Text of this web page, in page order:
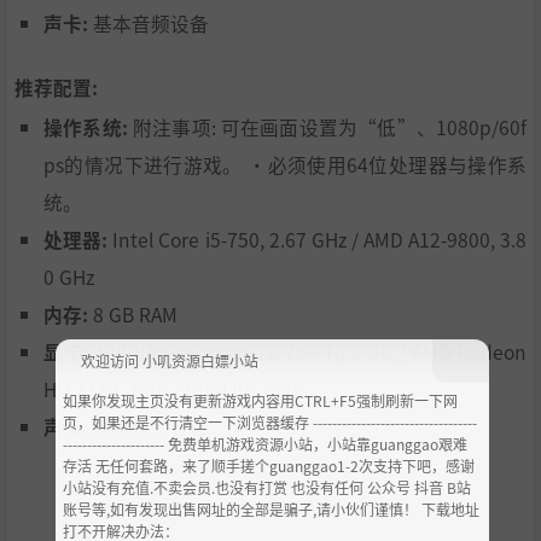
游戏中收录了3种节奏派对游戏。可由1～4人一同游玩。
玩具进行战斗、互相压制，以胜利为目标！
・「小咚乐团」：4人一起合作，顺利地演奏乐曲来炒热气
氛，让演唱会成功吧！
・「跑吧！忍者道场」：4人一起成为忍者进行赛跑！通过
接踵而来的试炼，拔得头筹吧！
【线上模式】
声卡: 基本音频设备
推荐配置:
操作系统: 附注事项: 可在画面设置为“低”、1080p/60f
ps的情况下进行游戏。 ・必须使用64位处理器与操作系
统。
处理器: Intel Core i5-750, 2.67 GHz / AMD A12-9800, 3.8
0 GHz
内存: 8 GB RAM
显卡:NVIDIA GeForce GTX 750 Ti, 2 GB / AMD Radeon
HD 7770, 2 GB / Intel Iris Plus
声卡: 基本音频设备
欢迎访问 小叽资源白嫖小站
如果你发现主页没有更新游戏内容用CTRL+F5强制刷新一下网
页，如果还是不行清空一下浏览器缓存 ----------------------------------
--------------------- 免费单机游戏资源小站，小站靠guanggao艰难
存活 无任何套路，来了顺手搓个guanggao1-2次支持下吧，感谢
小站没有充值.不卖会员.也没有打赏 也没有任何 公众号 抖音 B站
账号等,如有发现出售网址的全部是骗子,请小伙们谨慎！ 下载地址
打不开解决办法：